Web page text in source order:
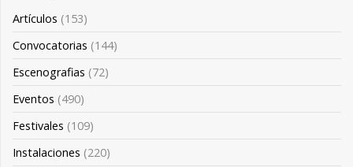
Artículos (153)
Convocatorias (144)
Escenografias (72)
Eventos (490)
Festivales (109)
Instalaciones (220)